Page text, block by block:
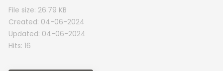
File size: 26.79 KB
Created: 04-06-2024
Updated: 04-06-2024
Hits: 16